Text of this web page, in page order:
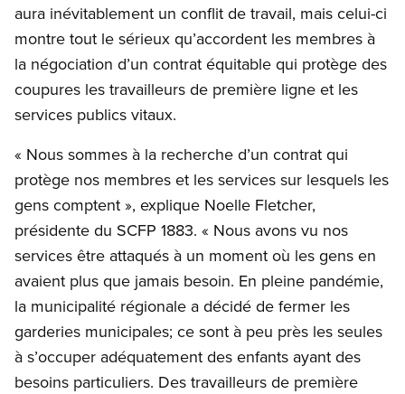
aura inévitablement un conflit de travail, mais celui-ci
montre tout le sérieux qu’accordent les membres à
la négociation d’un contrat équitable qui protège des
coupures les travailleurs de première ligne et les
services publics vitaux.
« Nous sommes à la recherche d’un contrat qui
protège nos membres et les services sur lesquels les
gens comptent », explique Noelle Fletcher,
présidente du SCFP 1883. « Nous avons vu nos
services être attaqués à un moment où les gens en
avaient plus que jamais besoin. En pleine pandémie,
la municipalité régionale a décidé de fermer les
garderies municipales; ce sont à peu près les seules
à s’occuper adéquatement des enfants ayant des
besoins particuliers. Des travailleurs de première